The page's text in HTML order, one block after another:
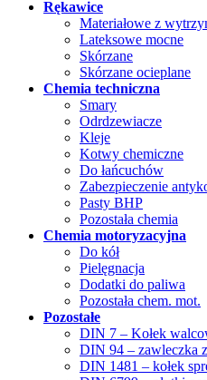
Rękawice
Materiałowe z
Lateksowe mocne
Skórzane
Skórzane ocieplane
Chemia techniczna
Smary
Odrdzewiacze
Kleje
Kotwy chemiczne
Do łańcuchów
Zabezpieczenie
Pasty BHP
Pozostała chemia
Chemia motoryzacyjna
Do kół
Pielęgnacja
Dodatki do paliwa
Pozostała chem. mot.
Pozostałe
DIN 7 – Kołek
DIN 94 – zawleczka
DIN 1481 – kołek